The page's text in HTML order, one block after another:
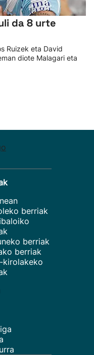
da 8 urte
Ruizek eta David
diote Malagari eta
berriak
berriak
berriak
kirolakeko